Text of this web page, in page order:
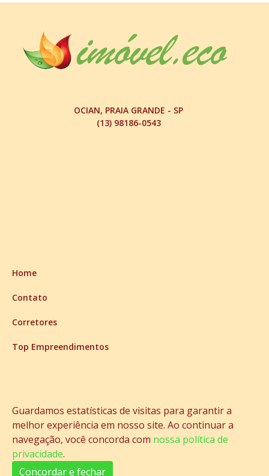
Guardamos estatísticas de visitas para garantir a
melhor experiência em nosso site. Ao continuar a
navegação, você concorda com nossa política de
privacidade.
Concordar e fechar
OCIAN, PRAIA GRANDE - SP
(13) 98186-0543
Home
Contato
Corretores
Top Empreendimentos
Top 9 Financiamento Bancário
Top 9 Financiamento Direto
Top 9 Vista Total para o Mar